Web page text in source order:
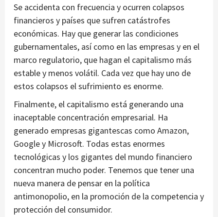
Se accidenta con frecuencia y ocurren colapsos
financieros y países que sufren catástrofes
económicas. Hay que generar las condiciones
gubernamentales, así como en las empresas y en el
marco regulatorio, que hagan el capitalismo más
estable y menos volátil. Cada vez que hay uno de
estos colapsos el sufrimiento es enorme.
Finalmente, el capitalismo está generando una
inaceptable concentración empresarial. Ha
generado empresas gigantescas como Amazon,
Google y Microsoft. Todas estas enormes
tecnológicas y los gigantes del mundo financiero
concentran mucho poder. Tenemos que tener una
nueva manera de pensar en la política
antimonopolio, en la promoción de la competencia y
protección del consumidor.